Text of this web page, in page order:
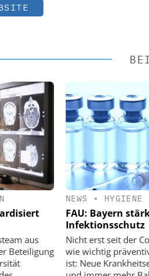
aus
Beteiligung
NEWS • HYGIENE
FAU: Bayern
Infektionsschutz
Nicht erst seit der
wie wichtig
ist: Neue